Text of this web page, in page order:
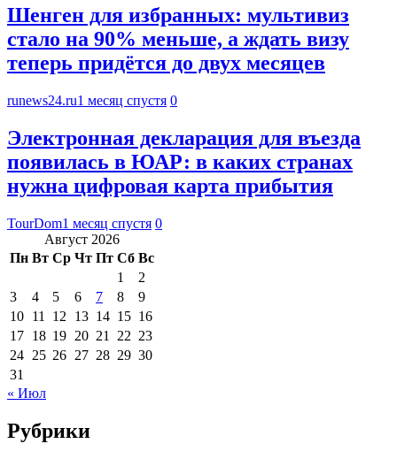
Шенген для избранных: мультивиз
стало на 90% меньше, а ждать визу
теперь придётся до двух месяцев
runews24.ru1 месяц спустя 0
Электронная декларация для въезда
появилась в ЮАР: в каких странах
нужна цифровая карта прибытия
TourDom1 месяц спустя 0
Август 2026
Пн Вт Ср Чт Пт Сб Вс
1
2
3
4 5 6 7 8
9
10 11 12 13 14 15 16
17 18 19 20 21 22 23
24 25 26 27 28 29 30
31
« Июл
Рубрики